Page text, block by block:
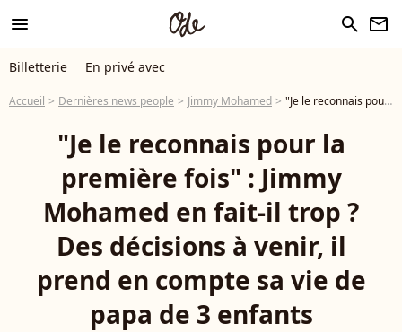
menu search newsletter
Billetterie En privé avec
Accueil Dernières news people Jimmy Mohamed "Je le reconnais pour la première fois" : Jimmy Mohamed en fait-il trop ? Des décisions à venir, il prend en compte sa vie de papa de 3 enfants
"Je le reconnais pour la
première fois" : Jimmy
Mohamed en fait-il trop ?
Des décisions à venir, il
prend en compte sa vie de
papa de 3 enfants